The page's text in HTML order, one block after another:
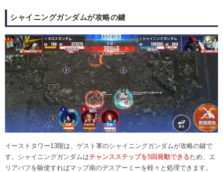
シャイニングガンダムが攻略の鍵
イーストタワー13階は、ゲスト軍のシャイニングガンダムが攻略の鍵で
す。シャイニングガンダムはチャンスステップを5回発動できるため、エ
リアバフを駆使すればマップ南のデスアーミーを軽々と処理できます。